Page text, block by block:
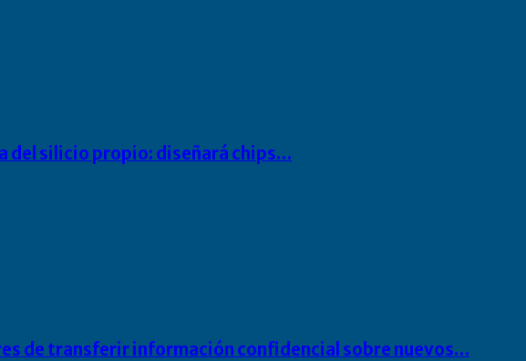
del silicio propio: diseñará chips…
de transferir información confidencial sobre nuevos…